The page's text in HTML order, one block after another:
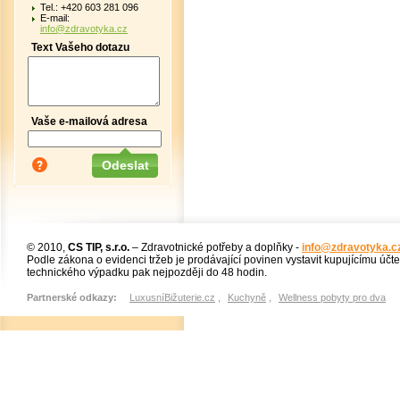
Tel.: +420 603 281 096
E-mail:
info@zdravotyka.cz
Text Vašeho dotazu
Vaše e-mailová adresa
© 2010, CS TIP, s.r.o. – Zdravotnické potřeby a doplňky -
Podle zákona o evidenci tržeb je prodávající povinen vystavit kupujícímu
technického výpadku pak nejpozději do 48 hodin.
Partnerské odkazy: LuxusníBižuterie.cz Kuchyně Wellness pobyty pro dva